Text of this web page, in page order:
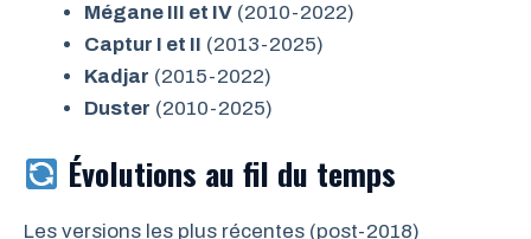
Mégane III et IV (2010-2022)
Captur I et II (2013-2025)
Kadjar (2015-2022)
Duster (2010-2025)
Évolutions au fil du temps
Les versions les plus récentes (post-2018)